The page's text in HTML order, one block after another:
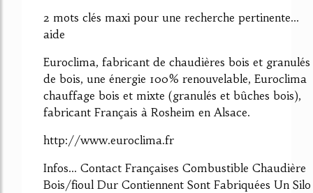
2 mots clés maxi pour une recherche pertinente...
aide
Euroclima, fabricant de chaudières bois et granulés
de bois, une énergie 100% renouvelable, Euroclima
chauffage bois et mixte (granulés et bûches bois),
fabricant Français à Rosheim en Alsace.
http://www.euroclima.fr
Infos... Contact Françaises Combustible Chaudière
Bois/fioul Dur Contiennent Sont Fabriquées Un Silo